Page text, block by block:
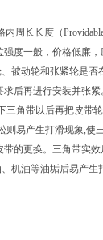
内周长长度（
度一般，价格低廉
被动轮和张紧轮是
后再进行安装并张
三角带以后再把皮带
易产生打滑现象,使
的更换。三角带实
机油等油垢后易产